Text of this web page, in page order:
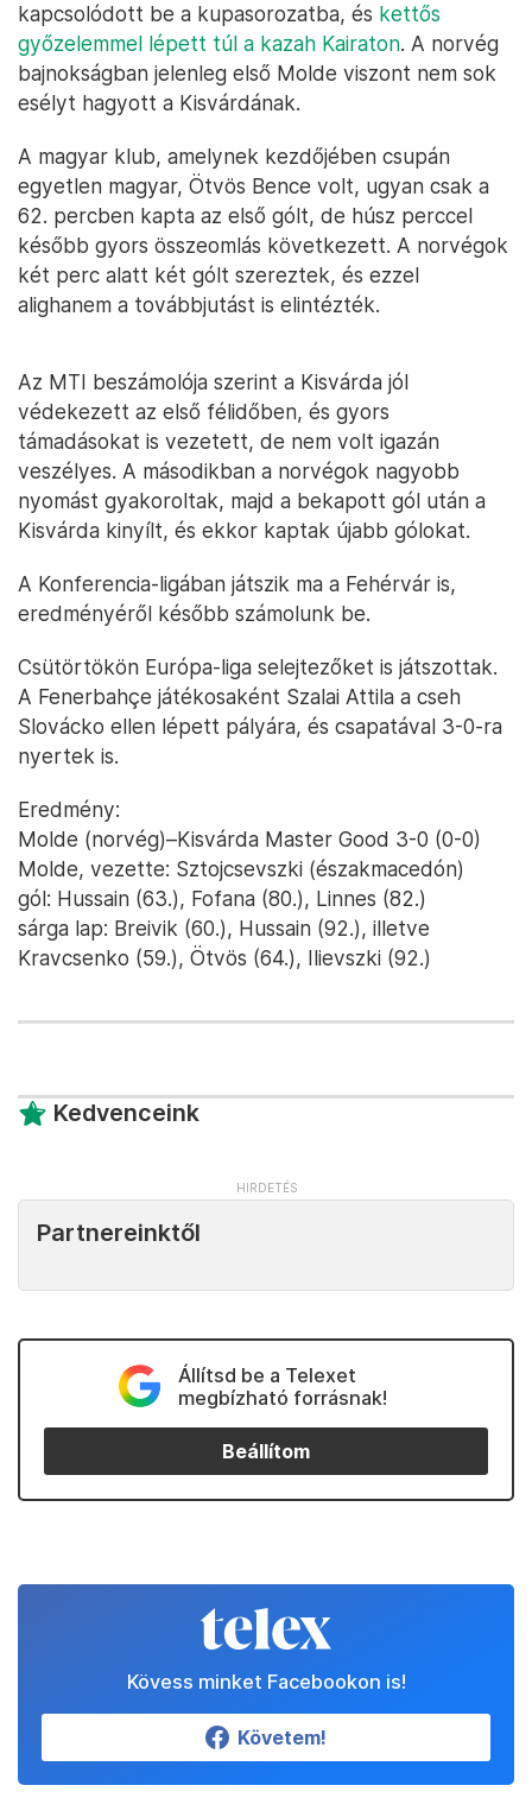
kapcsolódott be a kupasorozatba, és kettős
győzelemmel lépett túl a kazah Kairaton. A norvég
bajnokságban jelenleg első Molde viszont nem sok
esélyt hagyott a Kisvárdának.
A magyar klub, amelynek kezdőjében csupán
egyetlen magyar, Ötvös Bence volt, ugyan csak a
62. percben kapta az első gólt, de húsz perccel
később gyors összeomlás következett. A norvégok
két perc alatt két gólt szereztek, és ezzel
alighanem a továbbjutást is elintézték.
Az MTI beszámolója szerint a Kisvárda jól
védekezett az első félidőben, és gyors
támadásokat is vezetett, de nem volt igazán
veszélyes. A másodikban a norvégok nagyobb
nyomást gyakoroltak, majd a bekapott gól után a
Kisvárda kinyílt, és ekkor kaptak újabb gólokat.
A Konferencia-ligában játszik ma a Fehérvár is,
eredményéről később számolunk be.
Csütörtökön Európa-liga selejtezőket is játszottak.
A Fenerbahçe játékosaként Szalai Attila a cseh
Slovácko ellen lépett pályára, és csapatával 3-0-ra
nyertek is.
Eredmény:
Molde (norvég)–Kisvárda Master Good 3-0 (0-0)
Molde, vezette: Sztojcsevszki (északmacedón)
gól: Hussain (63.), Fofana (80.), Linnes (82.)
sárga lap: Breivik (60.), Hussain (92.), illetve
Kravcsenko (59.), Ötvös (64.), Ilievszki (92.)
Kedvenceink
Partnereinktől
Állítsd be a Telexet
megbízható forrásnak!
Beállítom
Kövess minket Facebookon is!
Követem!